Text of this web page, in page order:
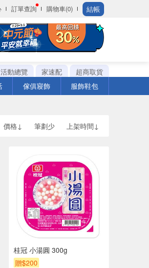
訂單查詢 購物車(0) 結帳
活動總覽 家速配
超商取貨
傢俱寢飾 服飾鞋包
價格↓ 筆劃少 上架時間↓
桂冠 小湯圓 300g
贈$200